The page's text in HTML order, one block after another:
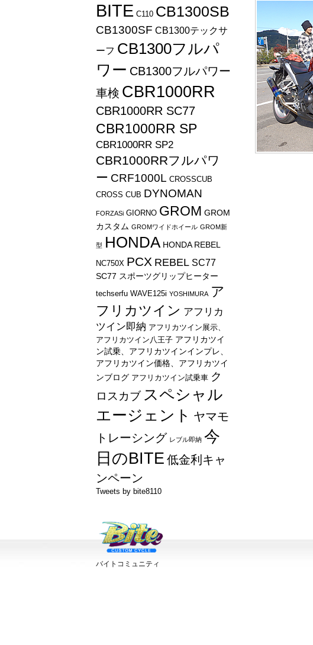
BITE C110 CB1300SB
CB1300SF CB1300テックサ
ーフ CB1300フルパ
ワー CB1300フルパワー
車検 CBR1000RR
CBR1000RR SC77
CBR1000RR SP
CBR1000RR SP2
CBR1000RRフルパワ
ー CRF1000L CROSSCUB
CROSS CUB DYNOMAN
FORZASi GIORNO GROM GROM
カスタム GROMワイドホイール GROM新
型 HONDA HONDA REBEL
NC750X PCX REBEL SC77
SC77 スポーツグリップヒーター
techserfu WAVE125i YOSHIMURA ア
フリカツイン アフリカ
ツイン即納 アフリカツイン展示、
アフリカツイン八王子 アフリカツイ
ン試乗、アフリカツインインプレ、
アフリカツイン価格、アフリカツイ
ンブログ アフリカツイン試乗車 ク
ロスカブ スペシャル
エージェント ヤマモ
トレーシング レブル即納 今
日のBITE 低金利キャ
ンペーン
Tweets by bite8110
バイトコミュニティ